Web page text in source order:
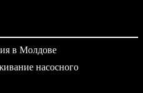
в Молдове
насосного